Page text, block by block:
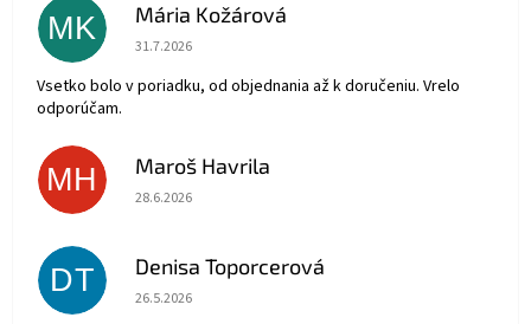
MK Mária Kožárová
Hodnotenie obchodu je 5 z 5 hviezdičiek.
31.7.2026
Vsetko bolo v poriadku, od objednania až k doručeniu. Vrelo
odporúčam.
MH Maroš Havrila
Hodnotenie obchodu je 5 z 5 hviezdičiek.
28.6.2026
DT Denisa Toporcerová
Hodnotenie obchodu je 5 z 5 hviezdičiek.
26.5.2026